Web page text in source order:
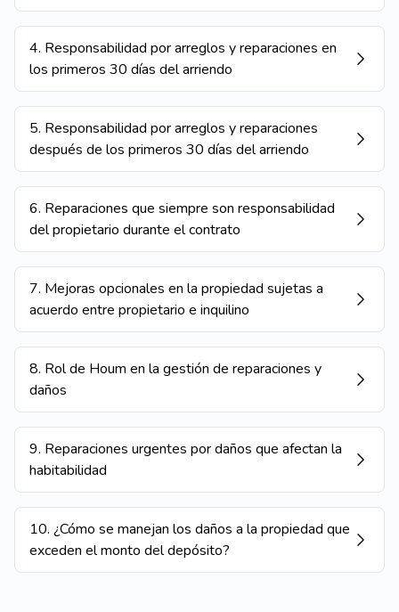
4. Responsabilidad por arreglos y reparaciones en
los primeros 30 días del arriendo
5. Responsabilidad por arreglos y reparaciones
después de los primeros 30 días del arriendo
6. Reparaciones que siempre son responsabilidad
del propietario durante el contrato
7. Mejoras opcionales en la propiedad sujetas a
acuerdo entre propietario e inquilino
8. Rol de Houm en la gestión de reparaciones y
daños
9. Reparaciones urgentes por daños que afectan la
habitabilidad
10. ¿Cómo se manejan los daños a la propiedad que
exceden el monto del depósito?